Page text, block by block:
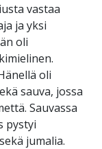
vastaa
ja yksi
oli
oli
sauva, jossa
Sauvassa
pystyi
jumalia.